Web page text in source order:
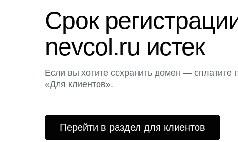
Срок
nevcol.ru истек
Если вы хотите сохранить домен — оплатите
«Для клиентов».
Перейти в раздел для клиентов